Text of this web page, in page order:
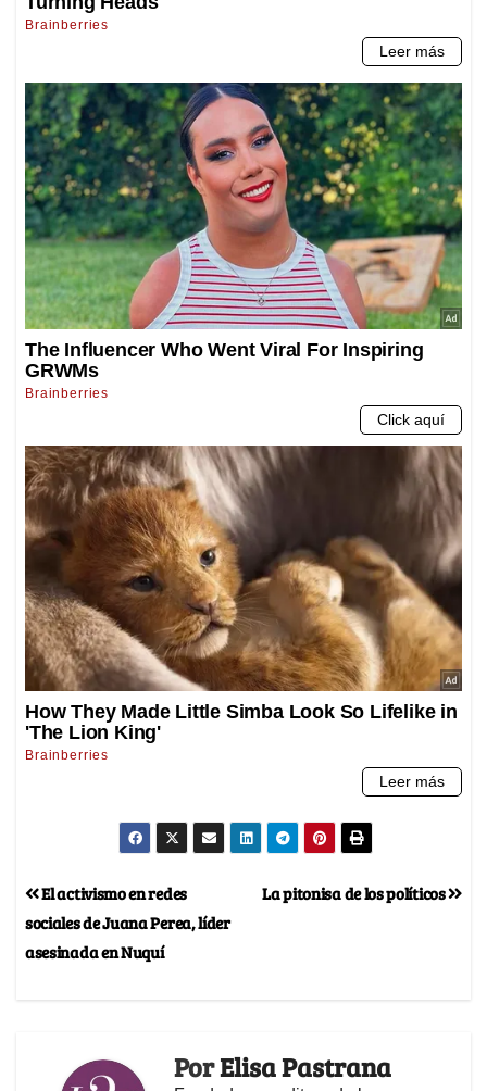
La pitonisa de los políticos
El activismo en redes
sociales de Juana Perea, líder
asesinada en Nuquí
PorElisa Pastrana